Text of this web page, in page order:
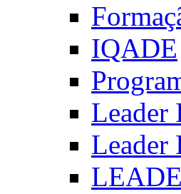
IQADE
Leader
Leader